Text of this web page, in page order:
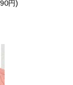
円)